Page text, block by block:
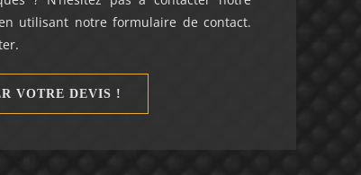
utilisant notre formulaire de contact.
VOTRE DEVIS !